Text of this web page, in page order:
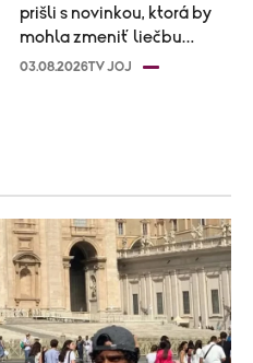
prišli s novinkou, ktorá by
mohla zmeniť liečbu
kazov!
03.08.2026TV JOJ